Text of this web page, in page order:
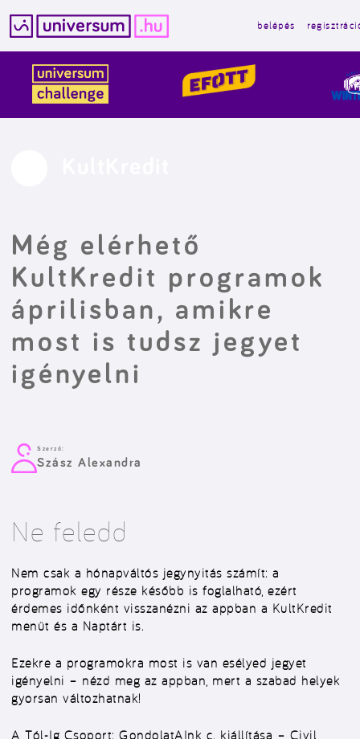
tartalomba
belépés
Még elérhető
KultKredit programok
áprilisban, amikre
most is tudsz jegyet
igényelni
Szerző:
Szász Alexandra
Ne feledd
Nem csak a hónapváltós jegynyitás számít: a
programok egy része később is foglalható, ezért
érdemes időnként visszanézni az appban a KultKredit
menüt és a Naptárt is.
Ezekre a programokra most is van esélyed jegyet
igényelni – nézd meg az appban, mert a szabad helyek
gyorsan változhatnak!
A Tól-Ig Csoport: GondolatAInk c. kiállítása – Civil